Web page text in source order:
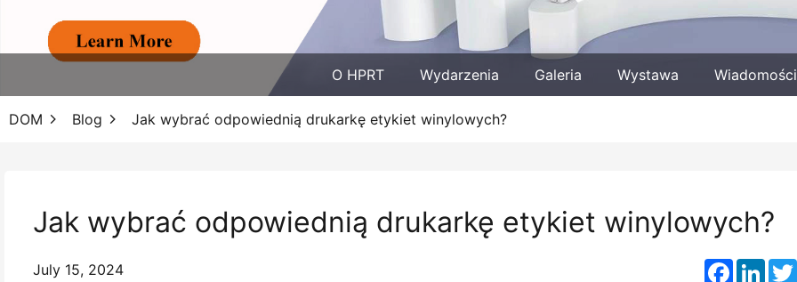
O HPRT Wydarzenia Galeria Wystawa Wiadomości
DOM Blog Jak wybrać odpowiednią drukarkę etykiet winylowych?
Jak wybrać odpowiednią drukarkę etykiet winylowych?
July 15, 2024